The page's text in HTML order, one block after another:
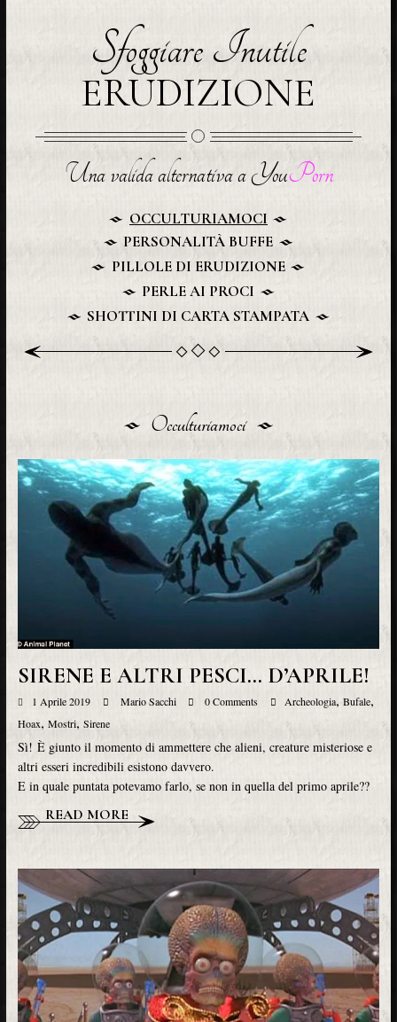
Sfoggiare Inutile
ERUDIZIONE
Una valida alternativa a YouPorn
OCCULTURIAMOCI
PERSONALITÀ BUFFE
PILLOLE DI ERUDIZIONE
PERLE AI PROCI
SHOTTINI DI CARTA STAMPATA
Occulturiamoci
SIRENE E ALTRI PESCI… D’APRILE!
1 Aprile 2019 Mario Sacchi 0 Comments Archeologia, Bufale,
Hoax, Mostri, Sirene
Sì! È giunto il momento di ammettere che alieni, creature misteriose e
altri esseri incredibili esistono davvero.
E in quale puntata potevamo farlo, se non in quella del primo aprile??
READ MORE